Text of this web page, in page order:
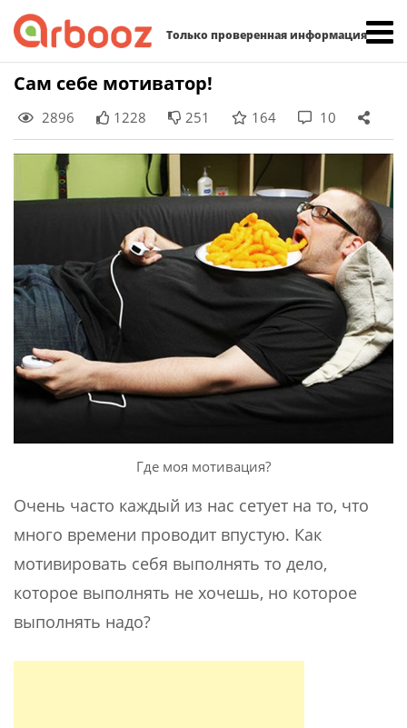
Только проверенная информация
Skip
content
Сам себе мотиватор!
2896 1228 251 164 10
Где моя мотивация?
Очень часто каждый из нас сетует на то, что
много времени проводит впустую. Как
мотивировать себя выполнять то дело,
которое выполнять не хочешь, но которое
выполнять надо?
Найти: